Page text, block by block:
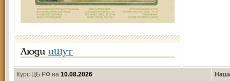
Люди ищут
Курс ЦБ РФ на 10.08.2026